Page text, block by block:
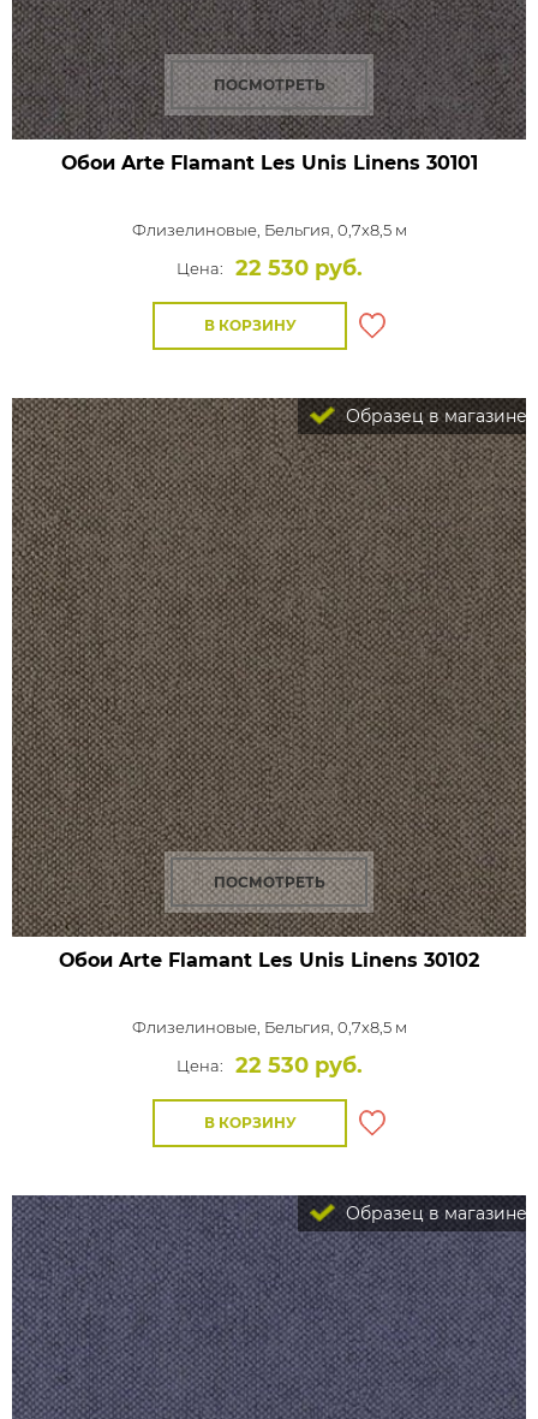
ПОСМОТРЕТЬ
Обои Arte Flamant Les Unis Linens 30101
Флизелиновые, Бельгия, 0,7x8,5 м
Цена:
22 530 руб.
В КОРЗИНУ
Образец в магазине
ПОСМОТРЕТЬ
Обои Arte Flamant Les Unis Linens 30102
Флизелиновые, Бельгия, 0,7x8,5 м
Цена:
22 530 руб.
В КОРЗИНУ
Образец в магазине